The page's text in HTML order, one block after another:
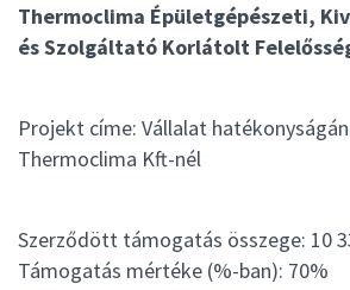
Thermoclima Épületgépészeti,
és Szolgáltató Korlátolt
Projekt címe: Vállalat
Thermoclima Kft-nél
Szerződött támogatás összege: 10
Támogatás mértéke (%-ban): 70%